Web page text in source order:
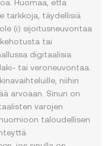
Huomaa, että
tarkkoja, täydellisiä
(i) sijoitusneuvontaa
tai
digitaalisia
tai veroneuvontaa.
niihin
arvoaan. Sinun on
varojen
taloudellisen